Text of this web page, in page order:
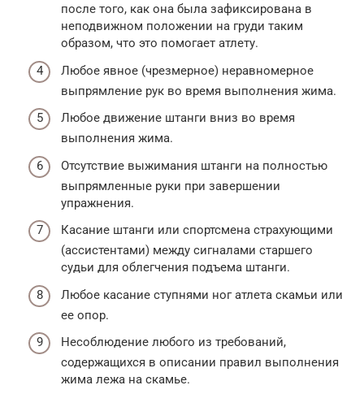
после того, как она была зафиксирована в
неподвижном положении на груди таким
образом, что это помогает атлету.
Любое явное (чрезмерное) неравномерное
выпрямление рук во время выполнения жима.
Любое движение штанги вниз во время
выполнения жима.
Отсутствие выжимания штанги на полностью
выпрямленные руки при завершении
упражнения.
Касание штанги или спортсмена страхующими
(ассистентами) между сигналами старшего
судьи для облегчения подъема штанги.
Любое касание ступнями ног атлета скамьи или
ее опор.
Несоблюдение любого из требований,
содержащихся в описании правил выполнения
жима лежа на скамье.